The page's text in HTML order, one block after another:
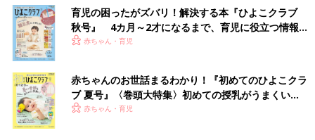
ら早何年…。『つっこみが止まらに育児日記』
で母になったおたくマンガ家ママ・直子が第2
子を出産。相変わらずのドタバタ日々を『さら
す！ 限定公開その１は「１～2才代のしつけ
（？）」。直子流しつけ……とは？
御手洗直子
Profile pixivで大人気。累計閲覧数1100万を誇る爆笑コミック
エッセイスト。なんでそんなにネタ満載人生を・・・という謎の
人。既刊に「31歳BLマンガ家が婚活するとこうなる」「31歳ゲ
ームプログラマーが婚活するとこうなる」（共に新書館）、「腐
育児の困ったがズバリ！解決する本『ひよこクラブ
秋号』 4カ月～2才になるまで、育児に役立つ情報が
いっぱい！
赤ちゃん・育児
赤ちゃんのお世話まるわかり！『初めてのひよこクラ
ブ 夏号』〈巻頭大特集〉初めての授乳がうまくい
く！ おっぱい・ミルクの基本と夏のトラブル 解決テ
赤ちゃん・育児